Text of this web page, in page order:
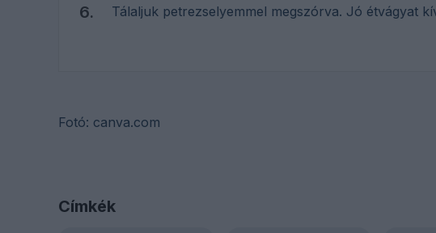
Tálaljuk petrezselyemmel megszórva. Jó étvágyat
Fotó: canva.com
Címkék